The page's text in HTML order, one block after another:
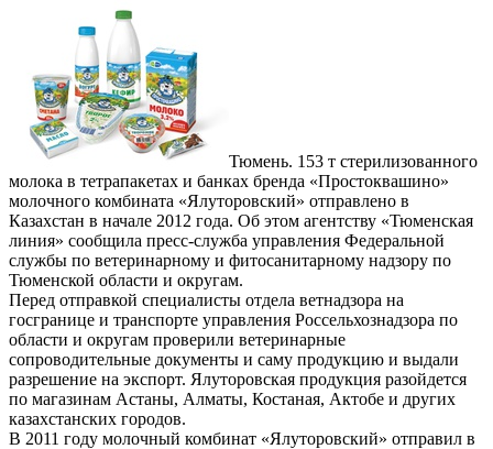
Тюмень. 153 т стерилизованного
молока в тетрапакетах и банках бренда «Простоквашино»
молочного комбината «Ялуторовский» отправлено в
Казахстан в начале 2012 года. Об этом агентству «Тюменская
линия» сообщила пресс-служба управления Федеральной
службы по ветеринарному и фитосанитарному надзору по
Тюменской области и округам.
Перед отправкой специалисты отдела ветнадзора на
госгранице и транспорте управления Россельхознадзора по
области и округам проверили ветеринарные
сопроводительные документы и саму продукцию и выдали
разрешение на экспорт. Ялуторовская продукция разойдется
по магазинам Астаны, Алматы, Костаная, Актобе и других
казахстанских городов.
В 2011 году молочный комбинат «Ялуторовский» отправил в